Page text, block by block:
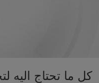
كل ما تحتاج